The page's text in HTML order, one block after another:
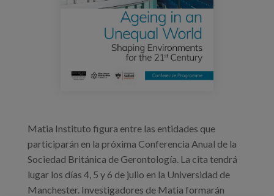
Matia Instituto figura entre las entidades que
participarán en la próxima Conferencia Anual de la
Sociedad Británica de Gerontología. La cita tendrá
lugar los días 4, 5 y 6 de julio en la Universidad de
Manchester. Investigadores de Matia formarán